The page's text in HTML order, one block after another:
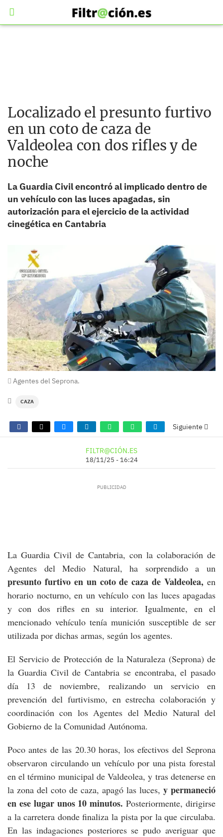
Localizado el presunto furtivo
en un coto de caza de
Valdeolea con dos rifles y de
noche
La Guardia Civil encontró al implicado dentro de
un vehículo con las luces apagadas, sin
autorización para el ejercicio de la actividad
cinegética en Cantabria
Agentes del Seprona.
CAZA
Siguiente
FILTR@CIÓN.ES
18/11/25 - 16:24
La Guardia Civil de Cantabria, con la colaboración de
Agentes del Medio Natural, ha sorprendido a un
presunto furtivo en un coto de caza de Valdeolea, en
horario nocturno, en un vehículo con las luces apagadas
y con dos rifles en su interior. Igualmente, en el
mencionado vehículo tenía munición susceptible de ser
utilizada por dichas armas, según los agentes.
El Servicio de Protección de la Naturaleza (Seprona) de
la Guardia Civil de Cantabria se encontraba, el pasado
día 13 de noviembre, realizando un servicio en
prevención del furtivismo, en estrecha colaboración y
coordinación con los Agentes del Medio Natural del
Gobierno de la Comunidad Autónoma.
Poco antes de las 20.30 horas, los efectivos del Seprona
observaron circulando un vehículo por una pista forestal
en el término municipal de Valdeolea, y tras detenerse en
la zona del coto de caza, apagó las luces, y permaneció
en ese lugar unos 10 minutos. Posteriormente, dirigirse
a la carretera donde finaliza la pista por la que circulaba.
En las indagaciones posteriores se pudo averiguar que